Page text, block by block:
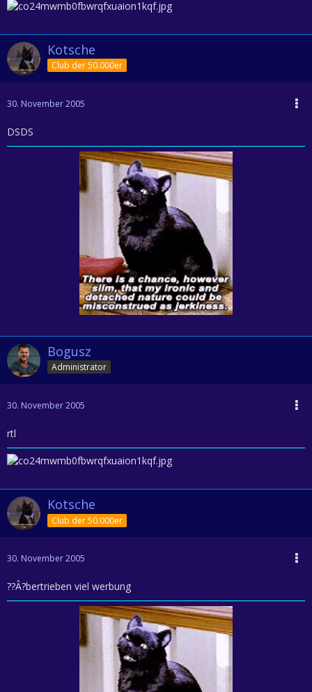
Kotsche
Club der 50.000er
30. November 2005
DSDS
Bogusz
Administrator
30. November 2005
rtl
Kotsche
Club der 50.000er
30. November 2005
??Â?bertrieben viel werbung